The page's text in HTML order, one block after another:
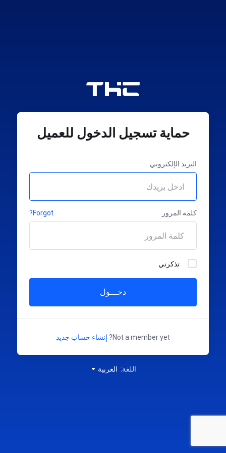
حماية تسجيل الدخول للعميل
البريد الإلكتروني
كلمة المرور Forgot?
تذكرني
دخـــول
Not a member yet? إنشاء حساب جديد
اللغة: العربية